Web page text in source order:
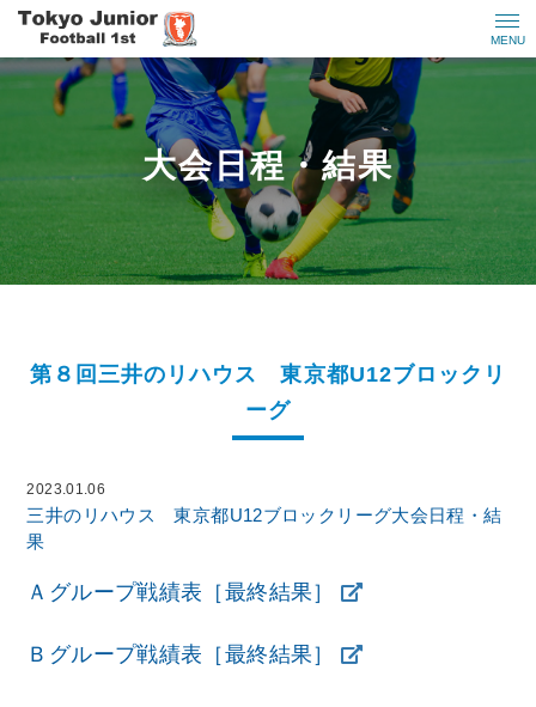
MENU
大会日程・結果
第８回三井のリハウス 東京都U12ブロックリ
ーグ
2023.01.06
三井のリハウス 東京都U12ブロックリーグ大会日程・結
果
Ａグループ戦績表［最終結果］
Ｂグループ戦績表［最終結果］